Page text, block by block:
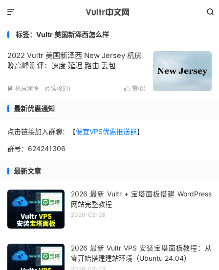


标签：Vultr 美国新泽西怎么样
2022 Vultr 美国新泽西 New Jersey 机房
晚高峰测评：速度 延迟 路由 丢包
 机房测评 阅读(851)  赞(0)
最新优惠通知
点击链接加入群聊：【便宜VPS优惠推送群】
群号：624241306
最新文章
2026 最新 Vultr + 宝塔面板搭建 WordPress
网站完整教程
2026-02-28
2026 最新 Vultr VPS 安装宝塔面板教程：从
零开始搭建建站环境（Ubuntu 24.04）